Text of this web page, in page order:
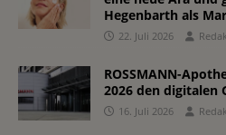
Hegenbarth als
22. Juli 2026
ROSSMANN-
2026 den digitalen
16. Juli 2026